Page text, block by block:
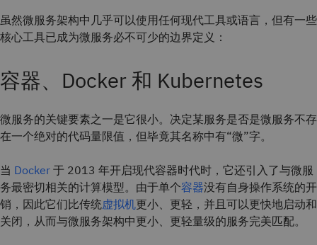
虽然微服务架构中几乎可以使用任何现代工具或语言，但有一些
核心工具已成为微服务必不可少的边界定义：
容器、Docker 和 Kubernetes
微服务的关键要素之一是它很小。决定某服务是否是微服务不存
在一个绝对的代码量限值，但毕竟其名称中有“微”字。
当 Docker 于 2013 年开启现代容器时代时，它还引入了与微服
务最密切相关的计算模型。由于单个容器没有自身操作系统的开
销，因此它们比传统虚拟机更小、更轻，并且可以更快地启动和
关闭，从而与微服务架构中更小、更轻量级的服务完美匹配。